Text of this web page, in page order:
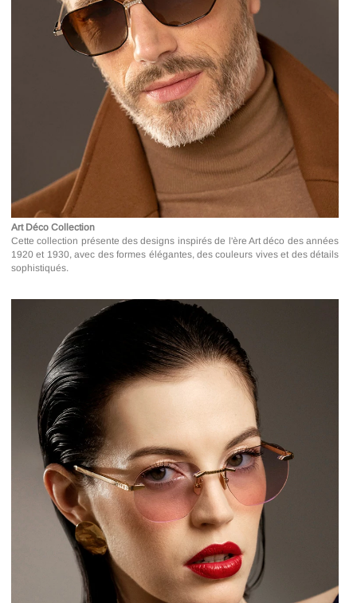
Art Déco Collection
Cette collection présente des designs inspirés de l'ère Art déco des années
1920 et 1930, avec des formes élégantes, des couleurs vives et des détails
sophistiqués.